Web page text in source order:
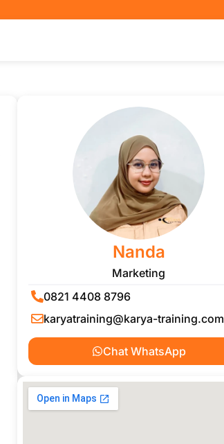
Nanda
Marketing
0821 4408 8796
karyatraining@karya-training.com
Chat WhatsApp